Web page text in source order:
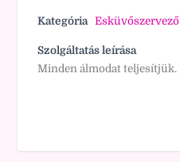
Kategória Esküvőszervező
Szolgáltatás leírása
Minden álmodat teljesítjük.